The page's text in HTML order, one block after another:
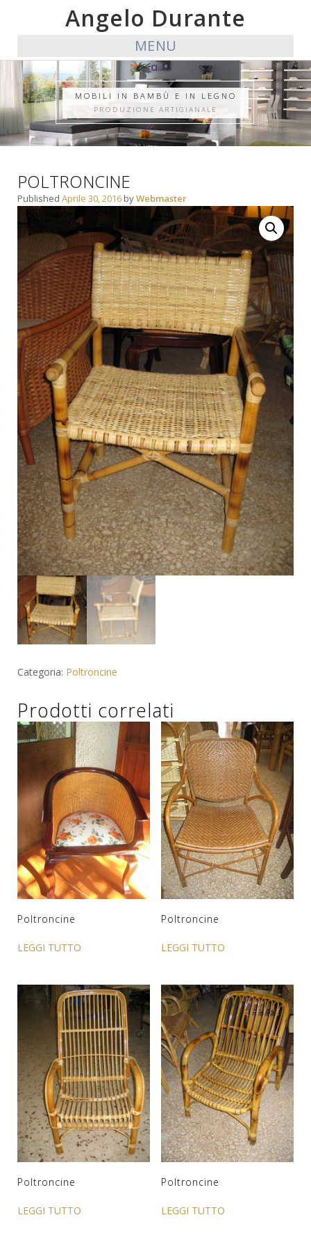
Angelo Durante
MENU
MOBILI IN BAMBÙ E IN LEGNO
PRODUZIONE ARTIGIANALE
POLTRONCINE
Published Aprile 30, 2016 byWebmaster
Categoria: Poltroncine
Prodotti correlati
Poltroncine
LEGGI TUTTO
Poltroncine
LEGGI TUTTO
Poltroncine
LEGGI TUTTO
Poltroncine
LEGGI TUTTO